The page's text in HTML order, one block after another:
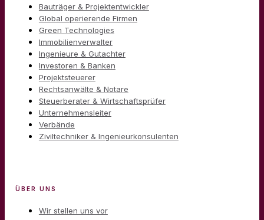
Bauträger & Projektentwickler
Global operierende Firmen
Green Technologies
Immobilienverwalter
Ingenieure & Gutachter
Investoren & Banken
Projektsteuerer
Rechtsanwälte & Notare
Steuerberater & Wirtschaftsprüfer
Unternehmensleiter
Verbände
Ziviltechniker & Ingenieurkonsulenten
ÜBER UNS
Wir stellen uns vor